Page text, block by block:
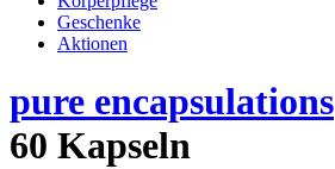
Geschenke
Aktionen
pure encapsulations
60 Kapseln